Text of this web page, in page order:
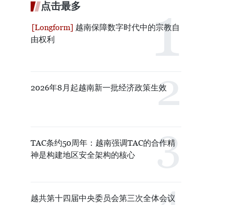
点击最多
越南保障数字时代中的宗教自
由权利
2026年8月起越南新一批经济政策生效
TAC条约50周年：越南强调TAC的合作精
神是构建地区安全架构的核心
越共第十四届中央委员会第三次全体会议